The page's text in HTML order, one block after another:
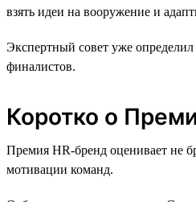
взять идеи на вооружение и
Экспертный совет уже
финалистов.
Коротко о
Премия HR-бренд оценивает не
мотивации команд.